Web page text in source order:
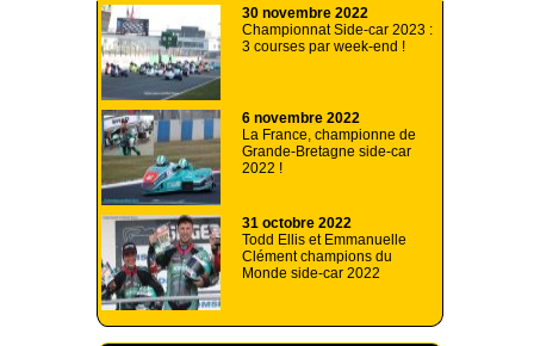
30 novembre 2022
Championnat Side-car 2023 :
3 courses par week-end !
6 novembre 2022
La France, championne de
Grande-Bretagne side-car
2022 !
31 octobre 2022
Todd Ellis et Emmanuelle
Clément champions du
Monde side-car 2022